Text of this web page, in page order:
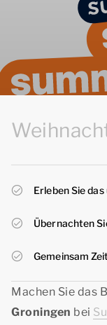
Erleben Sie
Übernachten
Gemeinsam
Machen Sie das
Groningen bei